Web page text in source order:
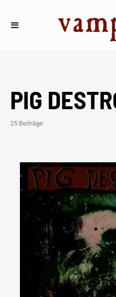
PIG
25 Beiträge